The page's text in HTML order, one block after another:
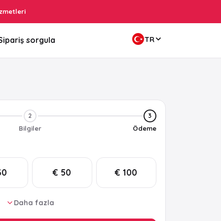
sorgula TR
2
Bilgiler
3
Ödeme
€ 50 € 100
Daha fazla